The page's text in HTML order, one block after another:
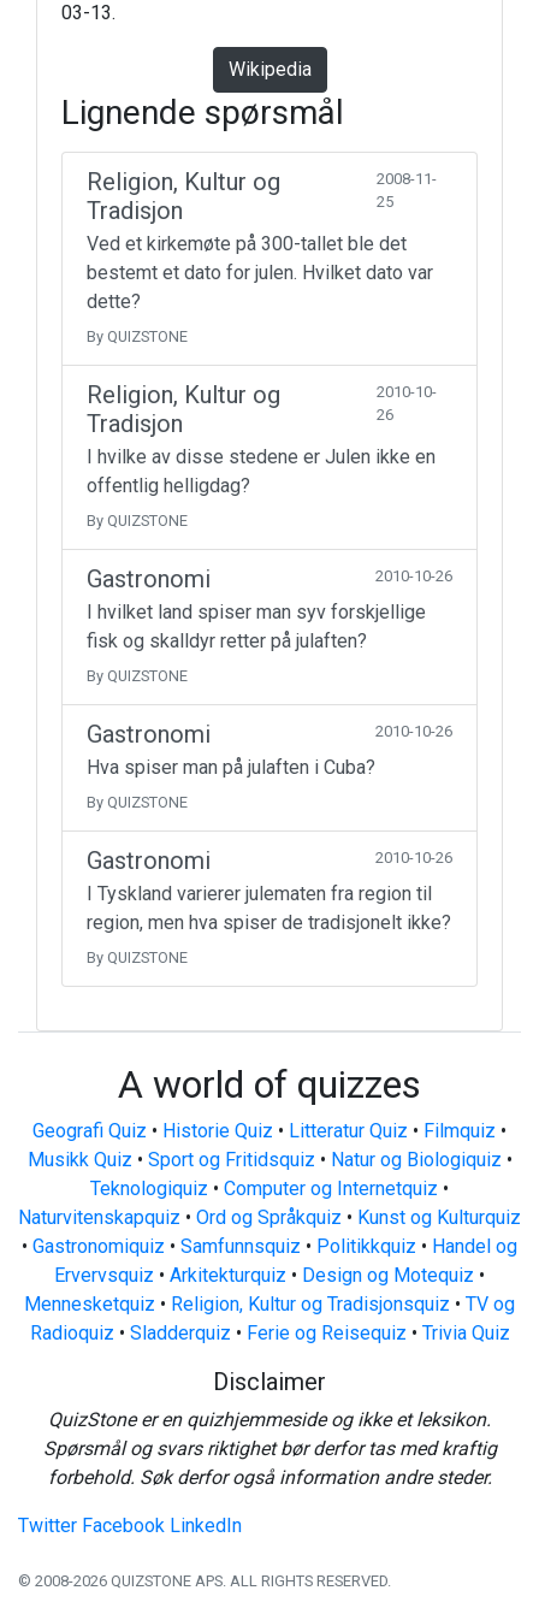
03-13.
Wikipedia
Lignende spørsmål
Religion, Kultur og
Tradisjon
2008-11-
25
Ved et kirkemøte på 300-tallet ble det
bestemt et dato for julen. Hvilket dato var
dette?
By QUIZSTONE
Religion, Kultur og
Tradisjon
2010-10-
26
I hvilke av disse stedene er Julen ikke en
offentlig helligdag?
By QUIZSTONE
Gastronomi 2010-10-26
I hvilket land spiser man syv forskjellige
fisk og skalldyr retter på julaften?
By QUIZSTONE
Gastronomi 2010-10-26
Hva spiser man på julaften i Cuba?
By QUIZSTONE
Gastronomi 2010-10-26
I Tyskland varierer julematen fra region til
region, men hva spiser de tradisjonelt ikke?
By QUIZSTONE
A world of quizzes
Geografi Quiz • Historie Quiz • Litteratur Quiz • Filmquiz •
Musikk Quiz • Sport og Fritidsquiz • Natur og Biologiquiz •
Teknologiquiz • Computer og Internetquiz •
Naturvitenskapquiz • Ord og Språkquiz • Kunst og Kulturquiz
• Gastronomiquiz • Samfunnsquiz • Politikkquiz • Handel og
Ervervsquiz • Arkitekturquiz • Design og Motequiz •
Mennesketquiz • Religion, Kultur og Tradisjonsquiz • TV og
Radioquiz • Sladderquiz • Ferie og Reisequiz • Trivia Quiz
Disclaimer
QuizStone er en quizhjemmeside og ikke et leksikon.
Spørsmål og svars riktighet bør derfor tas med kraftig
forbehold. Søk derfor også information andre steder.
Twitter Facebook LinkedIn
© 2008-2026 QUIZSTONE APS. ALL RIGHTS RESERVED.